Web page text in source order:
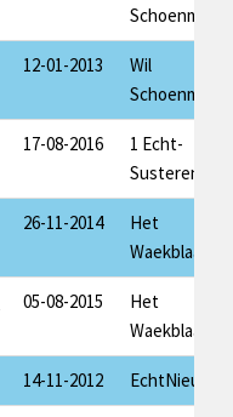
12-01-2013
Wil
17-08-2016
1 Echt-
Susteren
26-11-2014
Het
Waekblaad
05-08-2015
Het
Waekblaad
14-11-2012 EchtNieuws